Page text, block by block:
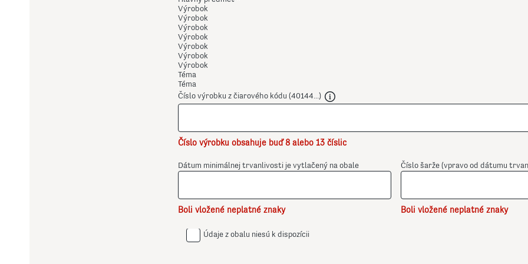
Výrobok
Výrobok
Výrobok
Výrobok
Výrobok
Výrobok
Výrobok
Téma
Téma
Číslo výrobku z čiarového kódu (40144...)
Číslo výrobku obsahuje buď 8 alebo 13 číslic
Dátum minimálnej trvanlivosti je vytlačený na obale
Boli vložené neplatné znaky
Číslo šarže (vpravo od dátumu
Boli vložené neplatné znaky
Údaje z obalu niesú k dispozícii